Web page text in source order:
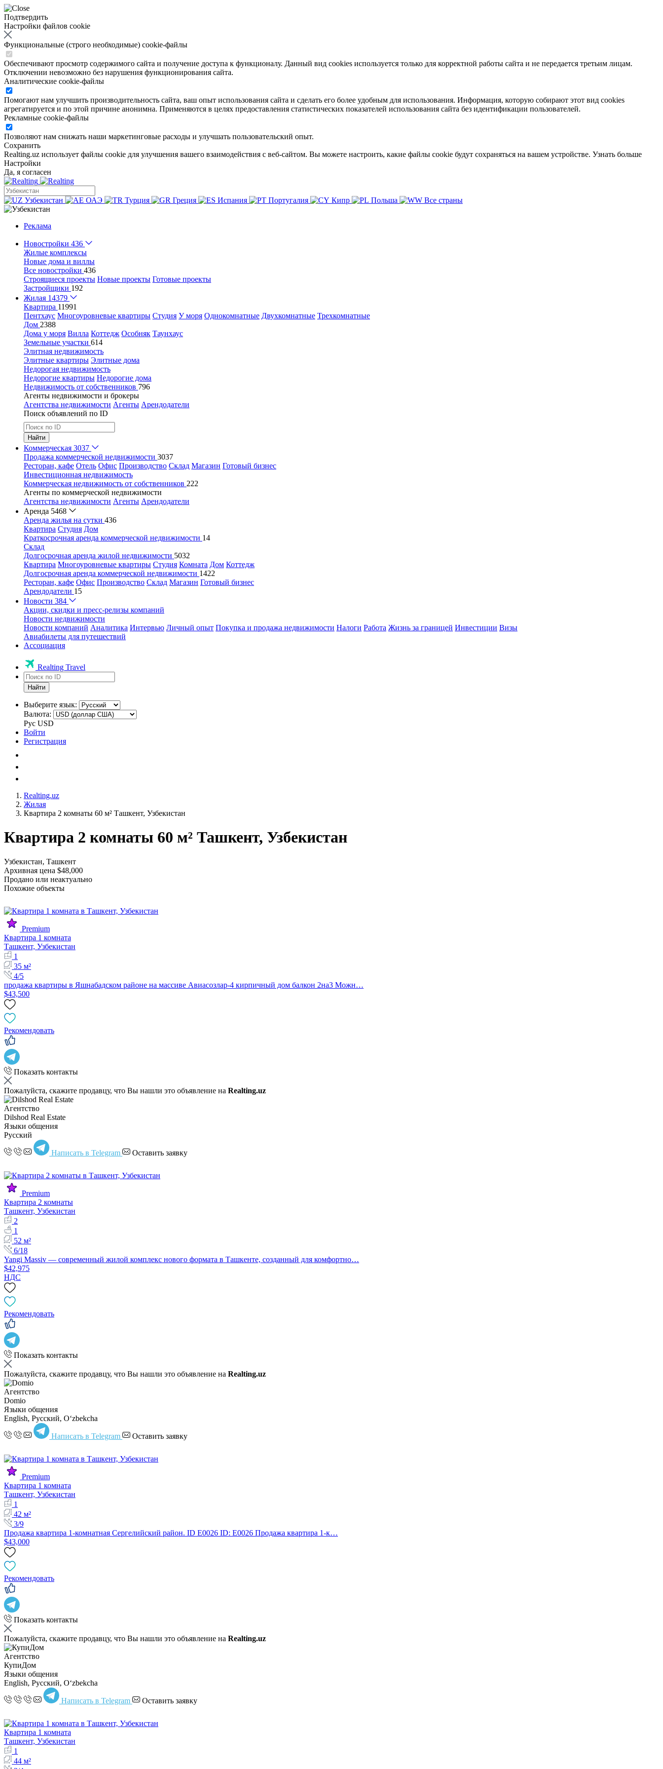
Подтвердить
Настройки файлов cookie
Функциональные (строго необходимые) cookie-файлы
Обеспечивают просмотр содержимого сайта и получение доступа к функционалу. Данный вид cookies используется только для корректной работы сайта и не передается третьим лицам.
Отключении невозможно без нарушения функционирования сайта.
Аналитические cookie-файлы
Помогают нам улучшить производительность сайта, ваш опыт использования сайта и сделать его более удобным для использования. Информация, которую собирают этот вид cookies
агрегатируется и по этой причине анонимна. Применяются в целях предоставления статистических показателей использования сайта без идентификации пользователей.
Рекламные cookie-файлы
Позволяют нам снижать наши маркетинговые расходы и улучшать пользовательский опыт.
Сохранить
Realting.uz использует файлы cookie для улучшения вашего взаимодействия с веб-сайтом. Вы можете настроить, какие файлы cookie будут сохраняться на вашем устройстве. Узнать больше
Настройки
Да, я согласен
Узбекистан ОАЭ Турция Греция Испания Португалия Кипр Польша Все страны
Реклама
Новостройки 436
Жилые комплексы
Новые дома и виллы
Все новостройки 436
Строящиеся проекты Новые проекты Готовые проекты
Застройщики 192
Жилая 14379
Квартира 11991
Пентхаус Многоуровневые квартиры Студия У моря Однокомнатные Двухкомнатные Трехкомнатные
Дом 2388
Дома у моря Вилла Коттедж Особняк Таунхаус
Земельные участки 614
Элитная недвижимость
Элитные квартиры Элитные дома
Недорогая недвижимость
Недорогие квартиры Недорогие дома
Недвижимость от собственников 796
Агенты недвижимости и брокеры
Агентства недвижимости Агенты Арендодатели
Поиск объявлений по ID
Найти
Коммерческая 3037
Продажа коммерческой недвижимости 3037
Ресторан, кафе Отель Офис Производство Склад Магазин Готовый бизнес
Инвестиционная недвижимость
Коммерческая недвижимость от собственников 222
Агенты по коммерческой недвижимости
Агентства недвижимости Агенты Арендодатели
Аренда 5468
Аренда жилья на сутки 436
Квартира Студия Дом
Краткосрочная аренда коммерческой недвижимости 14
Склад
Долгосрочная аренда жилой недвижимости 5032
Квартира Многоуровневые квартиры Студия Комната Дом Коттедж
Долгосрочная аренда коммерческой недвижимости 1422
Ресторан, кафе Офис Производство Склад Магазин Готовый бизнес
Арендодатели 15
Новости 384
Акции, скидки и пресс-релизы компаний
Новости недвижимости
Новости компаний Аналитика Интервью Личный опыт Покупка и продажа недвижимости Налоги Работа Жизнь за границей Инвестиции Визы
Авиабилеты для путешествий
Ассоциация
Realting Travel
Найти
Выберите язык:
Валюта:
Рус USD
Войти
Регистрация
Realting.uz
Жилая
Квартира 2 комнаты 60 м² Ташкент, Узбекистан
Квартира 2 комнаты 60 м² Ташкент, Узбекистан
Узбекистан, Ташкент
Архивная цена $48,000
Продано или неактуально
Похожие объекты
Premium
Квартира 1 комната
Ташкент, Узбекистан
1
35 м²
4/5
продажа квартиры в Яшнабадском районе на массиве Авиасозлар-4 кирпичный дом балкон 2на3 Можн…
$43,500
Рекомендовать
Показать контакты
Пожалуйста, скажите продавцу, что Вы нашли это объявление на Realting.uz
Агентство
Dilshod Real Estate
Языки общения
Русский
Написать в Telegram Оставить заявку
Premium
Квартира 2 комнаты
Ташкент, Узбекистан
2
1
52 м²
6/18
Yangi Massiv — современный жилой комплекс нового формата в Ташкенте, созданный для комфортно…
$42,975
НДС
Рекомендовать
Показать контакты
Пожалуйста, скажите продавцу, что Вы нашли это объявление на Realting.uz
Агентство
Domio
Языки общения
English, Русский, Oʻzbekcha
Написать в Telegram Оставить заявку
Premium
Квартира 1 комната
Ташкент, Узбекистан
1
42 м²
3/9
Продажа квартира 1-комнатная Сергелийский район. ID E0026 ID: E0026 Продажа квартира 1-к…
$43,000
Рекомендовать
Показать контакты
Пожалуйста, скажите продавцу, что Вы нашли это объявление на Realting.uz
Агентство
КупиДом
Языки общения
English, Русский, Oʻzbekcha
Написать в Telegram Оставить заявку
Квартира 1 комната
Ташкент, Узбекистан
1
44 м²